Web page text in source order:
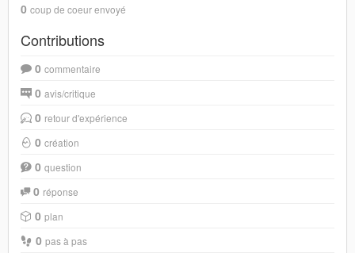
0 coup de coeur envoyé
Contributions
0 commentaire
0 avis/critique
0 retour d'expérience
0 création
0 question
0 réponse
0 plan
0 pas à pas